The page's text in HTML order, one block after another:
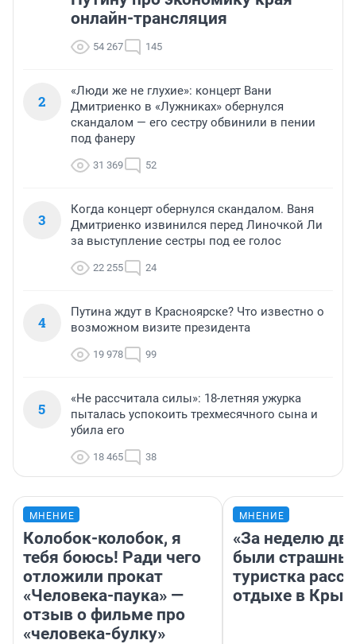
онлайн-трансляция
54 267 145
2
«Люди же не глухие»: концерт Вани
Дмитриенко в «Лужниках» обернулся
скандалом — его сестру обвинили в пении
под фанеру
31 369 52
3
Когда концерт обернулся скандалом. Ваня
Дмитриенко извинился перед Линочкой Ли
за выступление сестры под ее голос
22 255 24
4
Путина ждут в Красноярске? Что известно о
возможном визите президента
19 978 99
5
«Не рассчитала силы»: 18-летняя ужурка
пыталась успокоить трехмесячного сына и
убила его
18 465 38
МНЕНИЕ
Колобок-колобок, я
тебя боюсь! Ради чего
отложили прокат
«Человека-паука» —
отзыв о фильме про
«человека-булку»
МНЕНИЕ
«За неделю
были
туристка
отдыхе в